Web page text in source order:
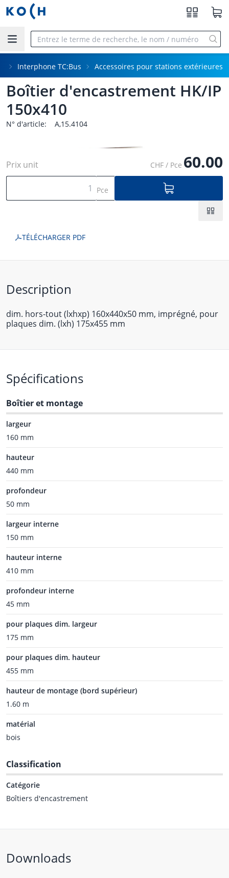
Aller au contenu principal
Interphone TC:Bus Accessoires pour stations extérieures
Boîtier d'encastrement HK/IP
150x410
N° d'article: A,15.4104
Prix unit CHF / Pce 60.00
Pce
TÉLÉCHARGER PDF
Description
dim. hors-tout (lxhxp) 160x440x50 mm, imprégné, pour
plaques dim. (lxh) 175x455 mm
Spécifications
Boîtier et montage
largeur
160 mm
hauteur
440 mm
profondeur
50 mm
largeur interne
150 mm
hauteur interne
410 mm
profondeur interne
45 mm
pour plaques dim. largeur
175 mm
pour plaques dim. hauteur
455 mm
hauteur de montage (bord supérieur)
1.60 m
matérial
bois
Classification
Catégorie
Boîtiers d'encastrement
Downloads